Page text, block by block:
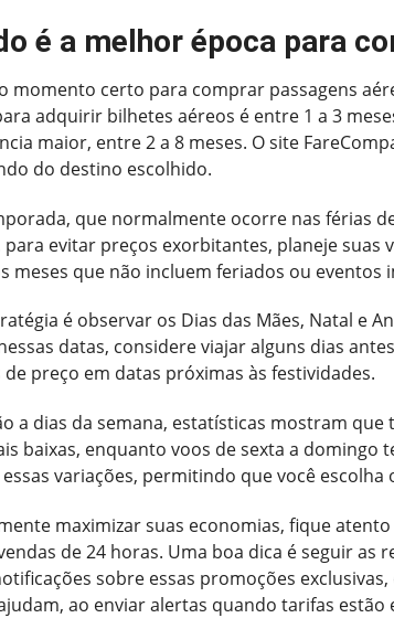
é a melhor época para
momento certo para comprar passagens
adquirir bilhetes aéreos é entre 1 a 3
maior, entre 2 a 8 meses. O site
do destino escolhido.
que normalmente ocorre nas férias
evitar preços exorbitantes, planeje suas
meses que não incluem feriados ou eventos
é observar os Dias das Mães, Natal e
datas, considere viajar alguns dias
de preço em datas próximas às festividades.
a dias da semana, estatísticas mostram
baixas, enquanto voos de sexta a domingo
variações, permitindo que você
maximizar suas economias, fique
de 24 horas. Uma boa dica é seguir as
sobre essas promoções
ao enviar alertas quando tarifas estão